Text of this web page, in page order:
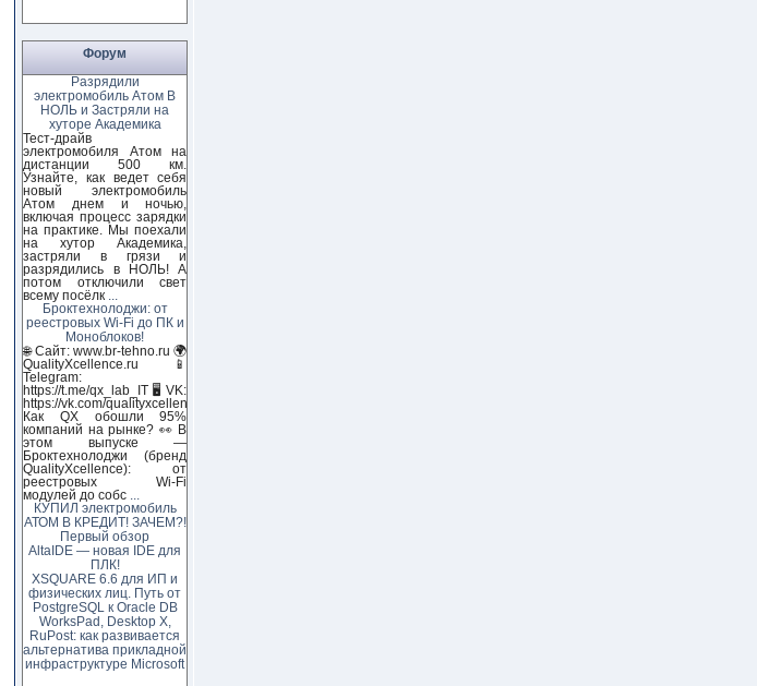
Форум
Разрядили
электромобиль Атом В
НОЛЬ и Застряли на
хуторе Академика
Тест-драйв
электромобиля Атом на
дистанции 500 км.
Узнайте, как ведет себя
новый электромобиль
Атом днем и ночью,
включая процесс зарядки
на практике. Мы поехали
на хутор Академика,
застряли в грязи и
разрядились в НОЛЬ! А
потом отключили свет
всему посёлк
Броктехнолоджи: от
реестровых Wi-Fi до ПК и
Моноблоков!
🌐 Сайт: www.br-tehno.ru 🌍
QualityXcellence.ru 📱
Telegram:
https://t.me/qx_lab_IT 🖥 VK:
https://vk.com/qualityxcellenc
Как QX обошли 95%
компаний на рынке? 👀 В
этом выпуске —
Броктехнолоджи (бренд
QualityXcellence): от
реестровых Wi-Fi
модулей до собс
КУПИЛ электромобиль
АТОМ В КРЕДИТ! ЗАЧЕМ?!
Первый обзор
AltaIDE — новая IDE для
ПЛК!
XSQUARE 6.6 для ИП и
физических лиц. Путь от
PostgreSQL к Oracle DB
WorksPad, Desktop X,
RuPost: как развивается
альтернатива прикладной
инфраструктуре Microsoft